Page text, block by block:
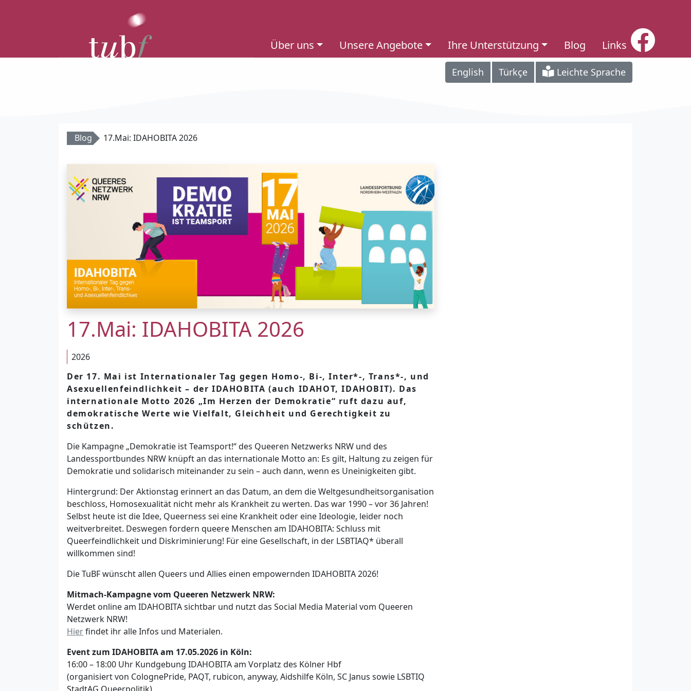
English Türkçe Leichte Sprache
Über uns Unsere Angebote Ihre Unterstützung Blog Links
Blog 17.Mai: IDAHOBITA 2026
17.Mai: IDAHOBITA 2026
2026
Der 17. Mai ist Internationaler Tag gegen Homo-, Bi-, Inter*-, Trans*-, und
Asexuellenfeindlichkeit – der IDAHOBITA (auch IDAHOT, IDAHOBIT). Das
internationale Motto 2026 „Im Herzen der Demokratie“ ruft dazu auf,
demokratische Werte wie Vielfalt, Gleichheit und Gerechtigkeit zu
schützen.
Die Kampagne „Demokratie ist Teamsport!“ des Queeren Netzwerks NRW und des
Landessportbundes NRW knüpft an das internationale Motto an: Es gilt, Haltung zu zeigen für
Demokratie und solidarisch miteinander zu sein – auch dann, wenn es Uneinigkeiten gibt.
Hintergrund: Der Aktionstag erinnert an das Datum, an dem die Weltgesundheitsorganisation
beschloss, Homosexualität nicht mehr als Krankheit zu werten. Das war 1990 – vor 36 Jahren!
Selbst heute ist die Idee, Queerness sei eine Krankheit oder eine Ideologie, leider noch
weitverbreitet. Deswegen fordern queere Menschen am IDAHOBITA: Schluss mit
Queerfeindlichkeit und Diskriminierung! Für eine Gesellschaft, in der LSBTIAQ* überall
willkommen sind!
Die TuBF wünscht allen Queers und Allies einen empowernden IDAHOBITA 2026!
Mitmach-Kampagne vom Queeren Netzwerk NRW:
Werdet online am IDAHOBITA sichtbar und nutzt das Social Media Material vom Queeren
Netzwerk NRW!
Hierfindet ihr alle Infos und Materialen.
Event zum IDAHOBITA am 17.05.2026 in Köln:
16:00 – 18:00 Uhr Kundgebung IDAHOBITA am Vorplatz des Kölner Hbf
(organisiert von ColognePride, PAQT, rubicon, anyway, Aidshilfe Köln, SC Janus sowie LSBTIQ